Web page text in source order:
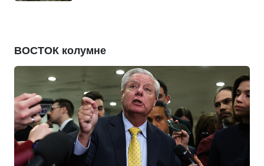
ВОСТОК колумне